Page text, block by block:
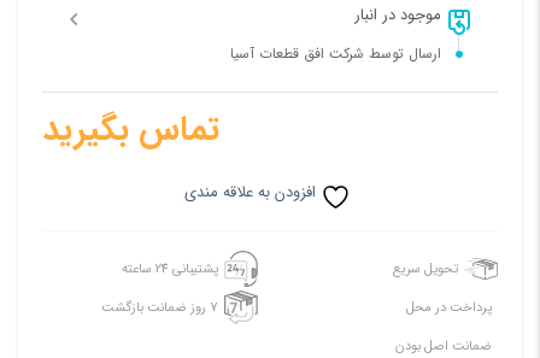
موجود در انبار
ارسال توسط شرکت افق قطعات آسیا
تماس بگیرید
افزودن به علاقه مندی
تحویل سریع
پشتیبانی 24 ساعته
پرداخت در محل
7 روز ضمانت بازگشت
ضمانت اصل بودن